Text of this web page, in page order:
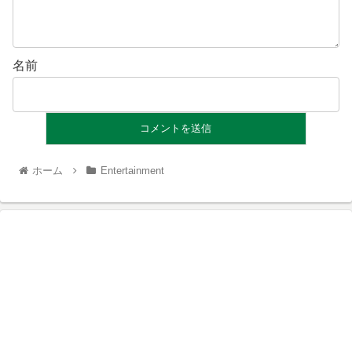
名前
ホーム Entertainment